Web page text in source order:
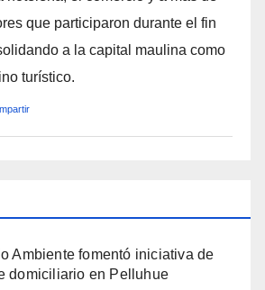
que participaron durante el fin
a la capital maulina como
turístico.
Ambiente fomentó iniciativa de
domiciliario en Pelluhue